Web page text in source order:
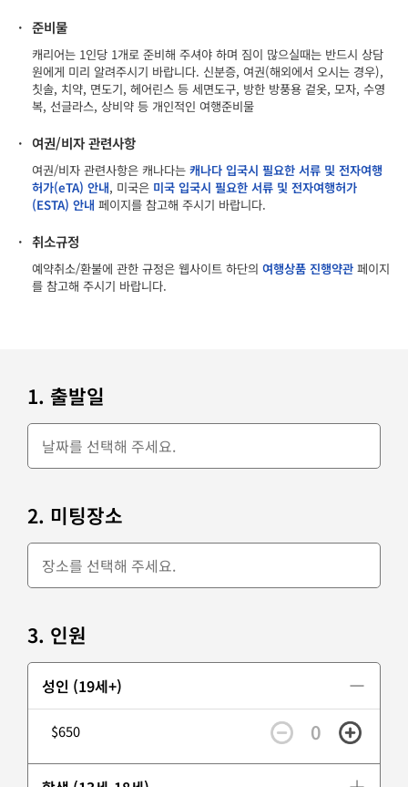
· 준비물
캐리어는 1인당 1개로 준비해 주셔야 하며 짐이 많으실때는 반드시 상담
원에게 미리 알려주시기 바랍니다. 신분증, 여권(해외에서 오시는 경우),
칫솔, 치약, 면도기, 헤어린스 등 세면도구, 방한 방풍용 겉옷, 모자, 수영
복, 선글라스, 상비약 등 개인적인 여행준비물
· 여권/비자 관련사항
여권/비자 관련사항은 캐나다는 캐나다 입국시 필요한 서류 및 전자여행
허가(eTA) 안내, 미국은 미국 입국시 필요한 서류 및 전자여행허가
(ESTA) 안내 페이지를 참고해 주시기 바랍니다.
· 취소규정
예약취소/환불에 관한 규정은 웹사이트 하단의 여행상품 진행약관 페이지
를 참고해 주시기 바랍니다.
1. 출발일
2. 미팅장소
3. 인원
성인 (19세+)
$650 0